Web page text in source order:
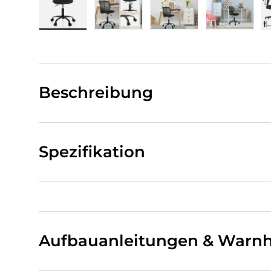
Beschreibung
Spezifikation
Aufbauanleitungen &